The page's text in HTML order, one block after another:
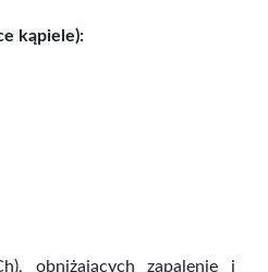
kąpiele):
obniżających zapalenie i